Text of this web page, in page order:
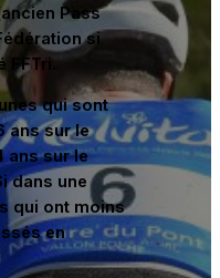
Pass
si
FFTri.
qui sont
ans sur le
ans sur le
dans une
qui ont moins
en